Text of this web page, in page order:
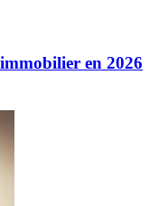
en 2026